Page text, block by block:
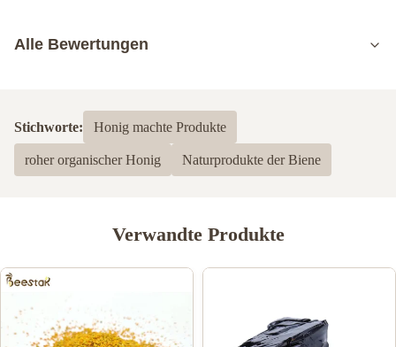
Alle Bewertungen
Basierend auf 50 jüngsten Bewertungen
5
S safiyah Maghrabi,
Dec 9.2024
افضل شركة تعاملت معها ✨
Stichworte: Honig machte Produkte
roher organischer Honig Naturprodukte der Biene
Verwandte Produkte